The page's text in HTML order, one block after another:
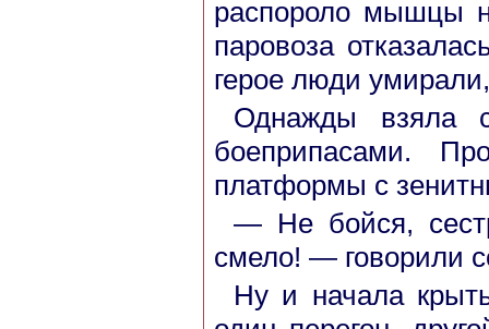
распороло мышцы
паровоза
герое люди
Однажды взяла
боеприпасами.
платформы с
— Не бойся,
смело! — говорили
Ну и начала